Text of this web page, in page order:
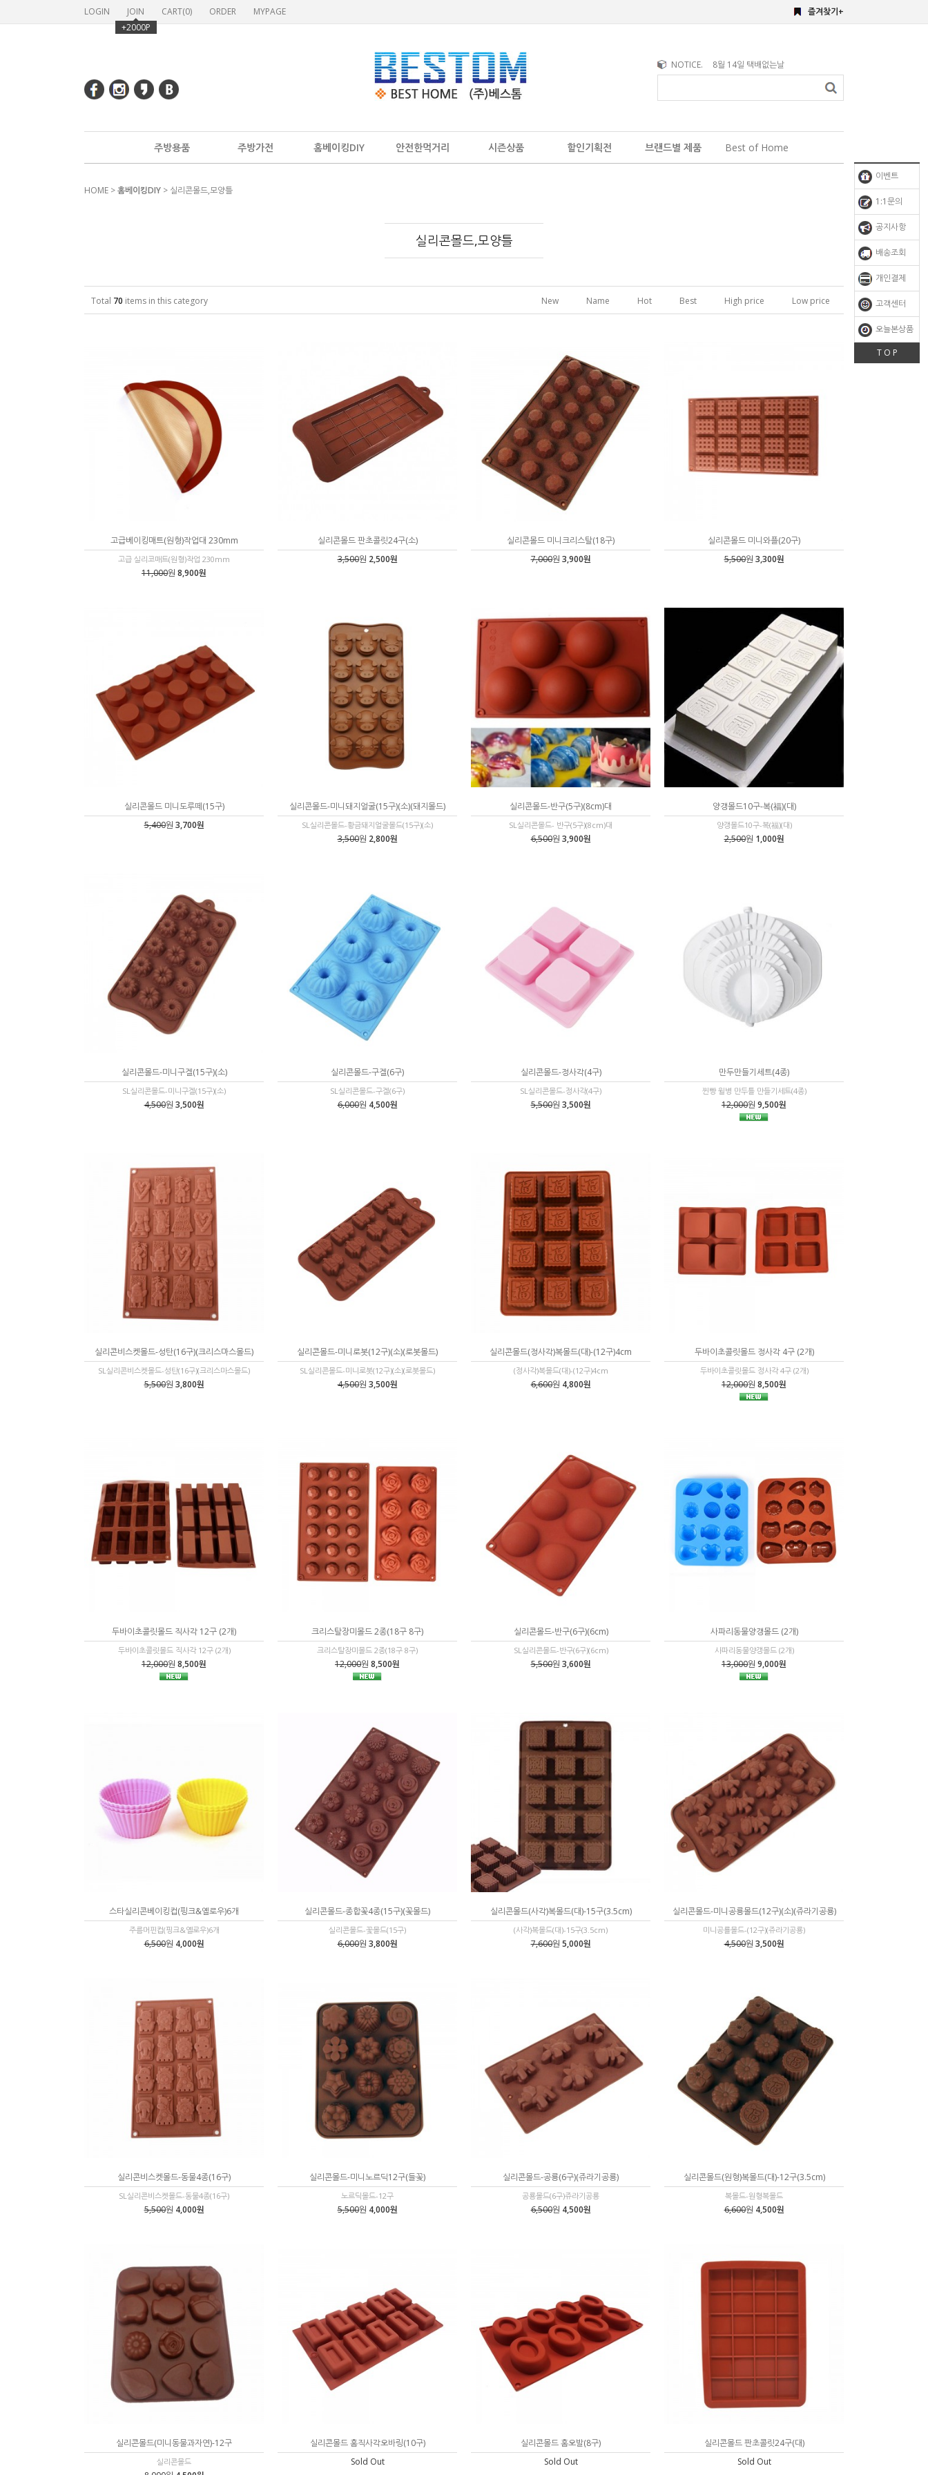
이벤트
1:1문의
공지사항
배송조회
개인결제
고객센터
오늘본상품
T O P
LOGIN
JOIN
+2000P
CART(0) ORDER MYPAGE 즐겨찾기+
NOTICE. 8월 14일 택배없는날
주방용품 주방가전 홈베이킹DIY 안전한먹거리 시즌상품 할인기획전 브랜드별 제품 Best of Home
HOME >홈베이킹DIY > 실리콘몰드,모양틀
실리콘몰드,모양틀
Total 70 items in this category New Name Hot Best High price Low price
고급베이킹매트(원형)작업대 230mm
고급 실리코매트(원형)작업 230mm
11,000원 8,900원
실리콘몰드 판초콜릿24구(소)
3,500원 2,500원
실리콘몰드 미니크리스탈(18구)
7,000원 3,900원
실리콘몰드 미니와플(20구)
5,500원 3,300원
실리콘몰드 미니도루떼(15구)
5,400원 3,700원
실리콘몰드-미니돼지얼굴(15구)(소)(돼지몰드)
SL실리콘몰드-황금돼지얼굴몰드(15구)(소)
3,500원 2,800원
실리콘몰드-반구(5구)(8cm)대
SL실리콘몰드- 반구(5구)(8cm)대
6,500원 3,900원
양갱몰드10구-복(福)(대)
양갱몰드10구-복(福)(대)
2,500원 1,000원
실리콘몰드-미니구겔(15구)(소)
SL실리콘몰드-미니구겔(15구)(소)
4,500원 3,500원
실리콘몰드-구겔(6구)
SL실리콘몰드-구겔(6구)
6,000원 4,500원
실리콘몰드-정사각(4구)
SL실리콘몰드-정사각(4구)
5,500원 3,500원
만두만들기세트(4종)
찐빵 윌병 만두틀 만들기세트(4종)
12,000원 9,500원
실리콘비스켓몰드-성탄(16구)(크리스마스몰드)
SL실리콘비스켓몰드-성탄(16구)(크리스마스몰드)
5,500원 3,800원
실리콘몰드-미니로봇(12구)(소)(로봇몰드)
SL실리콘몰드-미니로봇(12구)(소)(로봇몰드)
4,500원 3,500원
실리콘몰드(정사각)복몰드(대)-(12구)4cm
(정사각)복몰드(대)-(12구)4cm
6,600원 4,800원
두바이초콜릿몰드 정사각 4구 (2개)
두바이초콜릿몰드 정사각 4구 (2개)
12,000원 8,500원
두바이초콜릿몰드 직사각 12구 (2개)
두바이초콜릿몰드 직사각 12구 (2개)
12,000원 8,500원
크리스탈장미몰드 2종(18구 8구)
크리스탈장미몰드 2종(18구 8구)
12,000원 8,500원
실리콘몰드-반구(6구)(6cm)
SL실리콘몰드-반구(6구)(6cm)
5,500원 3,600원
사파리동물양갱몰드 (2개)
사파리동물양갱몰드 (2개)
13,000원 9,000원
스타실리콘베이킹컵(핑크&옐로우)6개
주름머핀컵(핑크&옐로우)6개
6,500원 4,000원
실리콘몰드-종합꽃4종(15구)(꽃몰드)
실리콘몰드-꽃몰드(15구)
6,000원 3,800원
실리콘몰드(사각)복몰드(대)-15구(3.5cm)
(사각)복몰드(대)-15구(3.5cm)
7,600원 5,000원
실리콘몰드-미니공룡몰드(12구)(소)(쥬라기공룡)
미니공룔몰드-(12구)(쥬라기공룡)
4,500원 3,500원
실리콘비스켓몰드-동물4종(16구)
SL실리콘비스켓몰드-동물4종(16구)
5,500원 4,000원
실리콘몰드-미니노르딕12구(들꽃)
노르딕몰드-12구
5,500원 4,000원
실리콘몰드-공룡(6구)(쥬라기공룡)
공룡몰드(6구)쥬라기공룡
6,500원 4,500원
실리콘몰드(원형)복몰드(대)-12구(3.5cm)
복몰드-원형복몰드
6,600원 4,500원
실리콘몰드(미니동물과자연)-12구
실리콘몰드
실리콘몰드 홈직사각오바링(10구)
Sold Out
실리콘몰드 홈오발(8구)
Sold Out
실리콘몰드 판초콜릿24구(대)
Sold Out